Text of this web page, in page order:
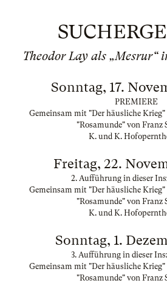
Theodor Lay als „Mesrur“
Sonntag, 17.
PREMIERE
Gemeinsam mit "Der häusliche
"Rosamunde" von Franz
K. und K.
Freitag, 22.
2. Aufführung in dieser
Gemeinsam mit "Der häusliche
"Rosamunde" von Franz
K. und K.
Sonntag, 1.
3. Aufführung in dieser
Gemeinsam mit "Der häusliche
"Rosamunde" von Franz